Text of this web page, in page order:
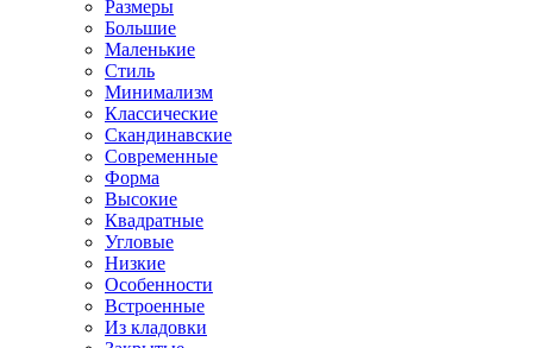
Размеры
Большие
Маленькие
Стиль
Минимализм
Классические
Скандинавские
Современные
Форма
Высокие
Квадратные
Угловые
Низкие
Особенности
Встроенные
Из кладовки